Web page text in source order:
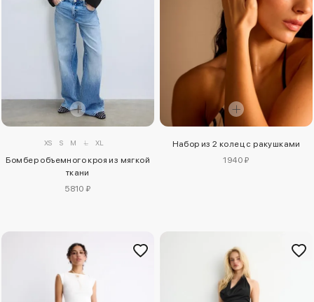
XS S M L XL
Бомбер объемного кроя из мягкой
ткани
5810 ₽
Набор из 2 колец с ракушками
1940 ₽